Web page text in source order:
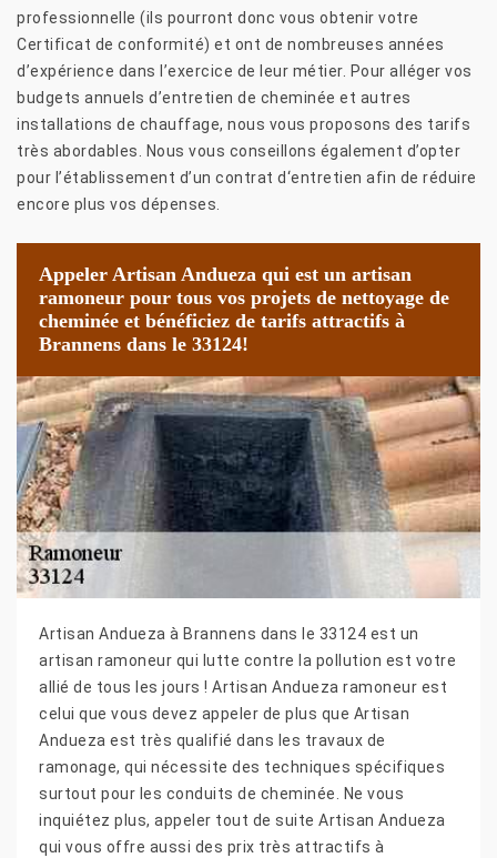
professionnelle (ils pourront donc vous obtenir votre
Certificat de conformité) et ont de nombreuses années
d’expérience dans l’exercice de leur métier. Pour alléger vos
budgets annuels d’entretien de cheminée et autres
installations de chauffage, nous vous proposons des tarifs
très abordables. Nous vous conseillons également d’opter
pour l’établissement d’un contrat d‘entretien afin de réduire
encore plus vos dépenses.
Appeler Artisan Andueza qui est un artisan
ramoneur pour tous vos projets de nettoyage de
cheminée et bénéficiez de tarifs attractifs à
Brannens dans le 33124!
Artisan Andueza à Brannens dans le 33124 est un
artisan ramoneur qui lutte contre la pollution est votre
allié de tous les jours ! Artisan Andueza ramoneur est
celui que vous devez appeler de plus que Artisan
Andueza est très qualifié dans les travaux de
ramonage, qui nécessite des techniques spécifiques
surtout pour les conduits de cheminée. Ne vous
inquiétez plus, appeler tout de suite Artisan Andueza
qui vous offre aussi des prix très attractifs à